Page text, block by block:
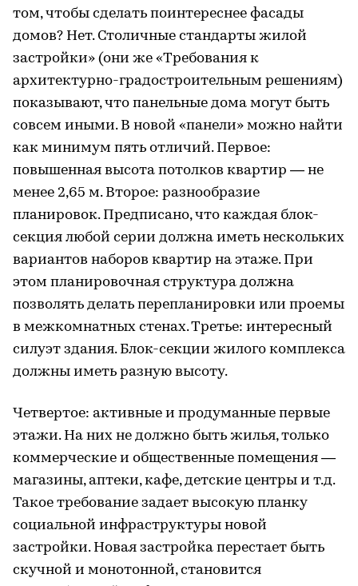
том, чтобы сделать поинтереснее фасады
домов? Нет. Столичные стандарты жилой
застройки» (они же «Требования к
архитектурно-градостроительным решениям)
показывают, что панельные дома могут быть
совсем иными. В новой «панели» можно найти
как минимум пять отличий. Первое:
повышенная высота потолков квартир — не
менее 2,65 м. Второе: разнообразие
планировок. Предписано, что каждая блок-
секция любой серии должна иметь нескольких
вариантов наборов квартир на этаже. При
этом планировочная структура должна
позволять делать перепланировки или проемы
в межкомнатных стенах. Третье: интересный
силуэт здания. Блок-секции жилого комплекса
должны иметь разную высоту.
Четвертое: активные и продуманные первые
этажи. На них не должно быть жилья, только
коммерческие и общественные помещения —
магазины, аптеки, кафе, детские центры и т.д.
Такое требование задает высокую планку
социальной инфраструктуры новой
застройки. Новая застройка перестает быть
скучной и монотонной, становится